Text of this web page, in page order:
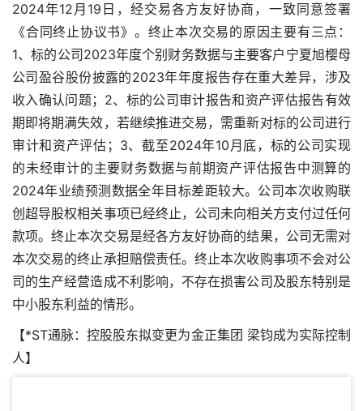
2024年12月19日，经交易各方友好协商，一致同意签署
《合同终止协议书》。终止本次交易的原因主要有三点：
1、标的公司2023年度个别财务数据与主要客户宁夏旭樱母
公司盈谷股份披露的2023年年度报告存在重大差异，涉及
收入确认问题；2、标的公司审计报告和资产评估报告有效
期即将期满失效，若继续推进交易，需重新对标的公司进行
审计和资产评估；3、截至2024年10月底，标的公司实现
的未经审计的主要财务数据与前期资产评估报告中测算的
2024年业绩预测数据全年目标差距较大。公司本次收购联
创超导股权相关事项已经终止，公司未向相关方支付过任何
款项。终止本次交易是经各方友好协商的结果，公司无需对
本次交易的终止承担赔偿责任。终止本次收购事项不会对公
司的生产经营造成不利影响，不存在损害公司及股东特别是
中小股东利益的情形。
【*ST通脉：控股股东拟变更为金正集团 梁钧成为实际控制
人】